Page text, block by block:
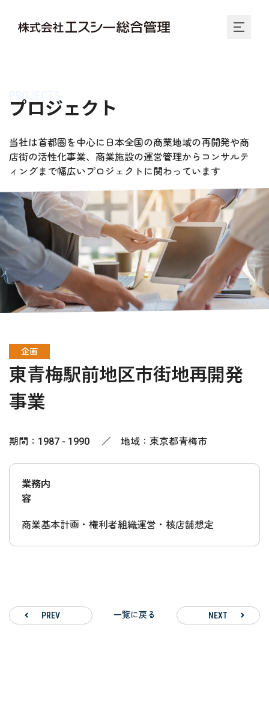
PROJECTS
プロジェクト
当社は首都圏を中心に日本全国の商業地域の再開発や商
店街の活性化事業、商業施設の運営管理からコンサルテ
ィングまで幅広いプロジェクトに関わっています
企画
東青梅駅前地区市街地再開発
事業
期間：1987 - 1990 ／ 地域：東京都青梅市
業務内
容
商業基本計画・権利者組織運営・核店舗想定
PREV 一覧に戻る NEXT